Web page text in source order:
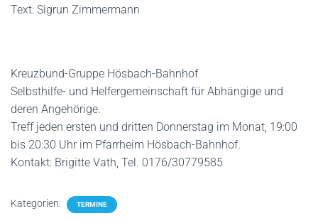
Text: Sigrun Zimmermann
Kreuzbund-Gruppe Hösbach-Bahnhof
Selbsthilfe- und Helfergemeinschaft für Abhängige und
deren Angehörige.
Treff jeden ersten und dritten Donnerstag im Monat, 19:00
bis 20:30 Uhr im Pfarrheim Hösbach-Bahnhof.
Kontakt: Brigitte Vath, Tel. 0176/30779585
Kategorien: TERMINE